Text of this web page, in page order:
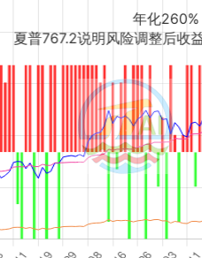
年化260%？夏普7.67？这
调整后收益惊人，但想知道
260%年